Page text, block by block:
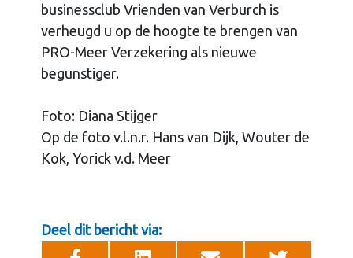
businessclub Vrienden van Verburch is
verheugd u op de hoogte te brengen van
PRO-Meer Verzekering als nieuwe
begunstiger.
Foto: Diana Stijger
Op de foto v.l.n.r. Hans van Dijk, Wouter de
Kok, Yorick v.d. Meer
Deel dit bericht via: